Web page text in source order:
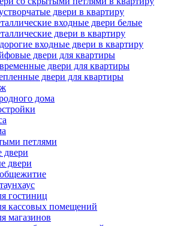
двери в квартиру
входные двери белые
двери в квартиру
входные двери в квартиру
двери для квартиры
двери для квартиры
двери для квартиры
дома
петлями
двери
двери
гостиниц
кассовых помещений
магазинов